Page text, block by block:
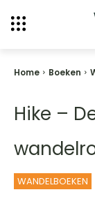
Home Boeken
Hike –
WANDELBOEKEN